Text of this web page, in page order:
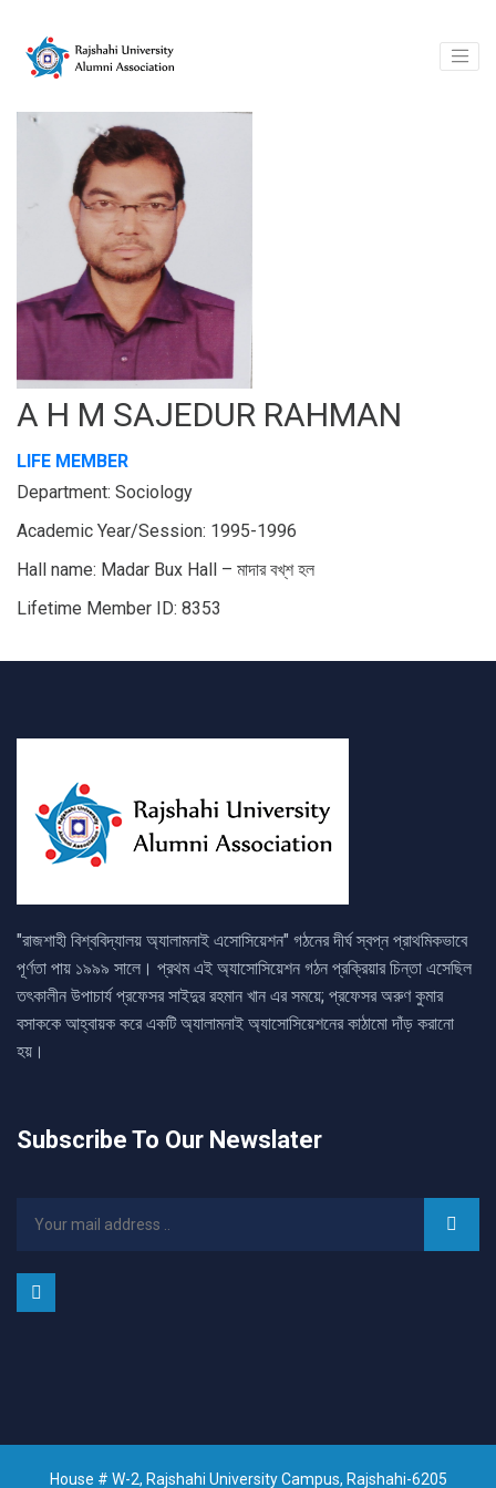
A H M SAJEDUR RAHMAN
LIFE MEMBER
Department: Sociology
Academic Year/Session: 1995-1996
Hall name: Madar Bux Hall – মাদার বখ্‌শ হল
Lifetime Member ID: 8353
"রাজশাহী বিশ্ববিদ্যালয় অ্যালামনাই এসোসিয়েশন" গঠনের দীর্ঘ স্বপ্ন প্রাথমিকভাবে
পূর্ণতা পায় ১৯৯৯ সালে। প্রথম এই অ্যাসোসিয়েশন গঠন প্রক্রিয়ার চিন্তা এসেছিল
তৎকালীন উপাচার্য প্রফেসর সাইদুর রহমান খান এর সময়ে; প্রফেসর অরুণ কুমার
বসাককে আহ্বায়ক করে একটি অ্যালামনাই অ্যাসোসিয়েশনের কাঠামো দাঁড় করানো
হয়।
Subscribe To Our Newslater
House # W-2, Rajshahi University Campus, Rajshahi-6205